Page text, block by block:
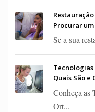
Procurar
Se a sua
Quais São e
Conheça as
Ort...